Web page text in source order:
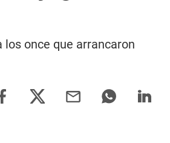
once que arrancaron